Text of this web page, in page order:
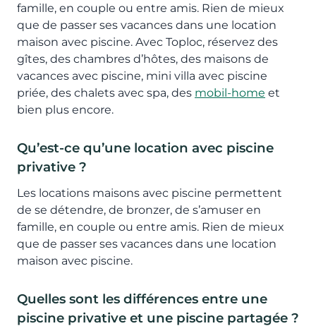
famille, en couple ou entre amis. Rien de mieux
que de passer ses vacances dans une location
maison avec piscine. Avec Toploc, réservez des
gîtes, des chambres d’hôtes, des maisons de
vacances avec piscine, mini villa avec piscine
priée, des chalets avec spa, des mobil-home et
bien plus encore.
Qu’est-ce qu’une location avec piscine
privative ?
Les locations maisons avec piscine permettent
de se détendre, de bronzer, de s’amuser en
famille, en couple ou entre amis. Rien de mieux
que de passer ses vacances dans une location
maison avec piscine.
Quelles sont les différences entre une
piscine privative et une piscine partagée ?